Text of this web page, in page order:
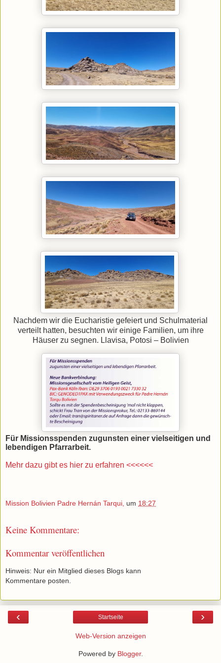
Nachdem wir die Eucharistie gefeiert und Schulmaterial
verteilt hatten, besuchten wir einige Familien, um ihre
Häuser zu segnen. Llavisa, Potosi – Bolivien
Für Missionsspenden zugunsten einer vielseitigen und
lebendigen Pfarrarbeit.
Mehr dazu gibt es hier zu erfahren <<<<<<
Mission Bolivien Padre Hernán Tarqui, um 18:27
Keine Kommentare:
Kommentar veröffentlichen
Hinweis: Nur ein Mitglied dieses Blogs kann
Kommentare posten.
‹ ›
Startseite
Web-Version anzeigen
Powered by Blogger.